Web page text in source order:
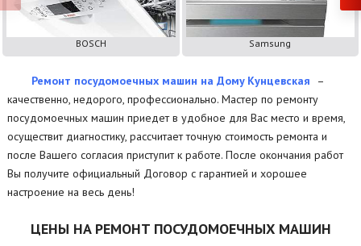
BOSCH Samsung
Ремонт посудомоечных машин на Дому Кунцевская
–
качественно, недорого, профессионально. Мастер по ремонту
посудомоечных машин приедет в удобное для Вас место и время,
осуществит диагностику, рассчитает точную стоимость ремонта и
после Вашего согласия приступит к работе. После окончания работ
Вы получите официальный Договор с гарантией и хорошее
настроение на весь день!
ЦЕНЫ НА РЕМОНТ ПОСУДОМОЕЧНЫХ МАШИН